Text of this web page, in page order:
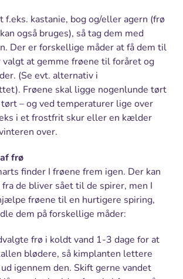
f.eks. kastanie, bog og/eller agern (frø
også bruges), så tag dem med
Der er forskellige måder at få dem til
valgt at gemme frøene til foråret og
(Se evt. alternativ i
Frøene skal ligge nogenlunde tørt
– og ved temperaturer lige over
i et frostfrit skur eller en kælder
over.
frø
finder I frøene frem igen. Der kan
de bliver sået til de spirer, men I
frøene til en hurtigere spiring,
dem på forskellige måder:
frø i koldt vand 1-3 dage for at
blødere, så kimplanten lettere
igennem den. Skift gerne vandet